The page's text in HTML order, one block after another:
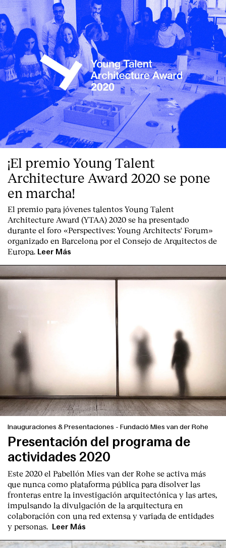
¡El premio Young Talent
Architecture Award 2020 se pone
en marcha!
El premio para jóvenes talentos Young Talent
Architecture Award (YTAA) 2020 se ha presentado
durante el foro «Perspectives: Young Architects' Forum»
organizado en Barcelona por el Consejo de Arquitectos de
Europa.
Leer Más
Inauguraciones & Presentaciones - Fundació Mies van der Rohe
Presentación del programa de
actividades 2020
Este 2020 el Pabellón Mies van der Rohe se activa más
que nunca como plataforma pública para disolver las
fronteras entre la investigación arquitectónica y las artes,
impulsando la divulgación de la arquitectura en
colaboración con una red extensa y variada de entidades
y personas.
Leer Más